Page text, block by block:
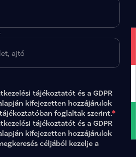
tájékoztatót és a GDPR
kifejezetten hozzájárulok
foglaltak szerint.*
tájékoztatót és a GDPR
kifejezetten hozzájárulok
céljából kezelje a